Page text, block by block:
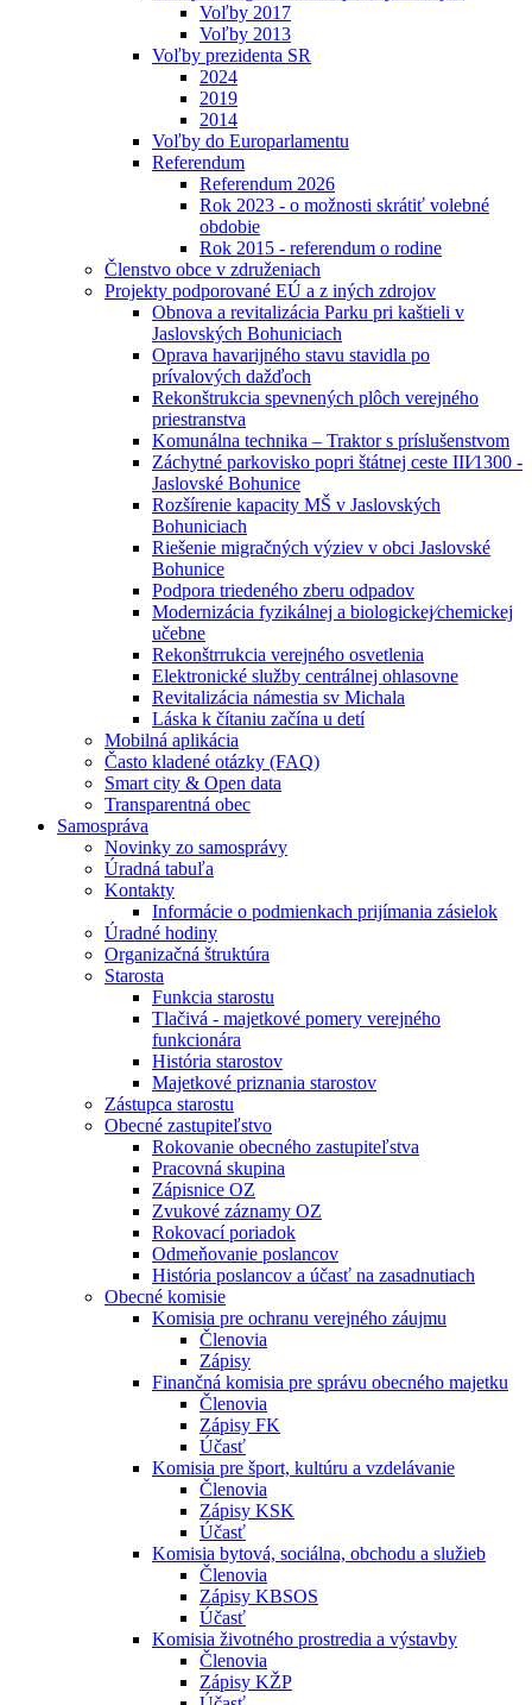
Voľby 2017
Voľby 2013
Voľby prezidenta SR
2024
2019
2014
Voľby do Europarlamentu
Referendum
Referendum 2026
Rok 2023 - o možnosti skrátiť volebné
obdobie
Rok 2015 - referendum o rodine
Členstvo obce v združeniach
Projekty podporované EÚ a z iných zdrojov
Obnova a revitalizácia Parku pri kaštieli v
Jaslovských Bohuniciach
Oprava havarijného stavu stavidla po
prívalových dažďoch
Rekonštrukcia spevnených plôch verejného
priestranstva
Komunálna technika – Traktor s príslušenstvom
Záchytné parkovisko popri štátnej ceste III⁄1300 -
Jaslovské Bohunice
Rozšírenie kapacity MŠ v Jaslovských
Bohuniciach
Riešenie migračných výziev v obci Jaslovské
Bohunice
Podpora triedeného zberu odpadov
Modernizácia fyzikálnej a biologickej⁄chemickej
učebne
Rekonštrrukcia verejného osvetlenia
Elektronické služby centrálnej ohlasovne
Revitalizácia námestia sv Michala
Láska k čítaniu začína u detí
Mobilná aplikácia
Často kladené otázky (FAQ)
Smart city & Open data
Transparentná obec
Samospráva
Novinky zo samosprávy
Úradná tabuľa
Kontakty
Informácie o podmienkach prijímania zásielok
Úradné hodiny
Organizačná štruktúra
Starosta
Funkcia starostu
Tlačivá - majetkové pomery verejného
funkcionára
História starostov
Majetkové priznania starostov
Zástupca starostu
Obecné zastupiteľstvo
Rokovanie obecného zastupiteľstva
Pracovná skupina
Zápisnice OZ
Zvukové záznamy OZ
Rokovací poriadok
Odmeňovanie poslancov
História poslancov a účasť na zasadnutiach
Obecné komisie
Komisia pre ochranu verejného záujmu
Členovia
Zápisy
Finančná komisia pre správu obecného majetku
Členovia
Zápisy FK
Účasť
Komisia pre šport, kultúru a vzdelávanie
Členovia
Zápisy KSK
Účasť
Komisia bytová, sociálna, obchodu a služieb
Členovia
Zápisy KBSOS
Účasť
Komisia životného prostredia a výstavby
Členovia
Zápisy KŽP